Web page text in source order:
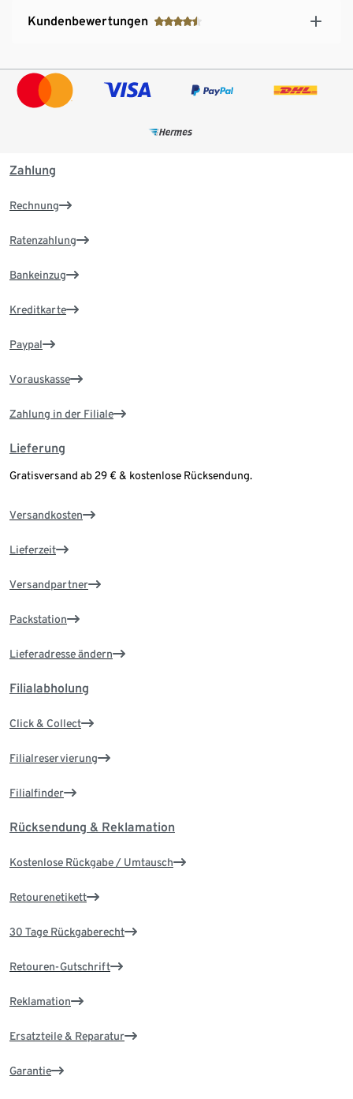
Kundenbewertungen
Zahlung
Rechnung
Ratenzahlung
Bankeinzug
Kreditkarte
Paypal
Vorauskasse
Zahlung in der Filiale
Lieferung
Gratisversand ab 29 € & kostenlose Rücksendung.
Versandkosten
Lieferzeit
Versandpartner
Packstation
Lieferadresse ändern
Filialabholung
Click & Collect
Filialreservierung
Filialfinder
Rücksendung & Reklamation
Kostenlose Rückgabe / Umtausch
Retourenetikett
30 Tage Rückgaberecht
Retouren-Gutschrift
Reklamation
Ersatzteile & Reparatur
Garantie